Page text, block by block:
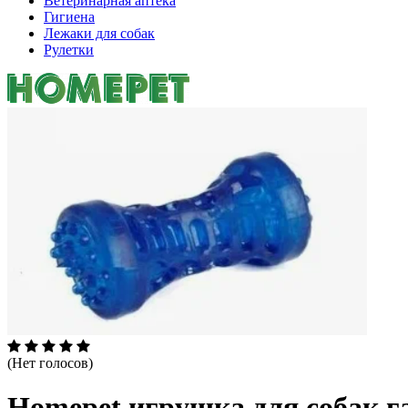
Гигиена
Лежаки для собак
Рулетки
(Нет голосов)